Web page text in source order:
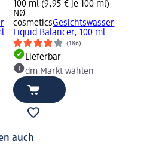
100 ml (9,95 € je 100 ml)
NØ
cosmeticsGesichtswasser
Liquid Balancer, 100 ml
(186)
Lieferbar
dm Markt wählen
auch